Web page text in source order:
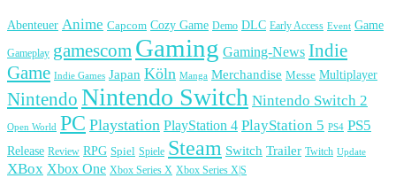
Abenteuer Anime Capcom Cozy Game Demo DLC Early Access Event Game
Gameplay gamescom Gaming Gaming-News Indie
Game Indie Games Japan Köln Manga Merchandise Messe Multiplayer
Nintendo Nintendo Switch Nintendo Switch 2
Open World PC Playstation PlayStation 4 PlayStation 5 PS4 PS5
Release Review RPG Spiel Spiele Steam Switch Trailer Twitch Update
XBox Xbox One Xbox Series X Xbox Series X|S